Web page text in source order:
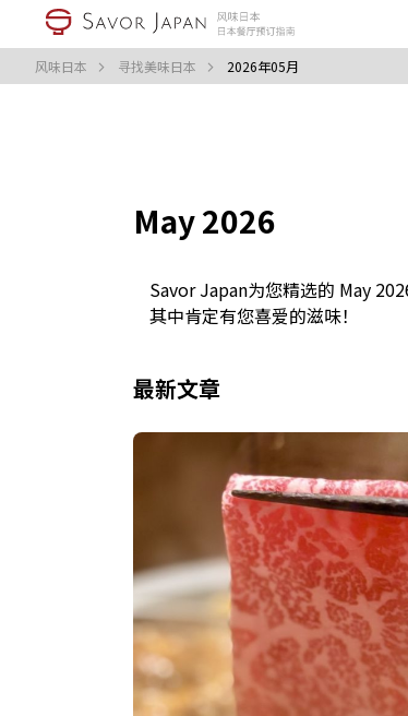
风味日本 寻找美味日本 2026年05月
May 2026
Savor Japan为您精选的 May
其中肯定有您喜爱的滋味！
最新文章